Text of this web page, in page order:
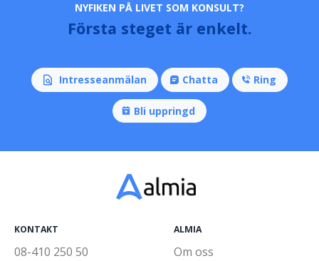
NYFIKEN PÅ LIVET SOM KONSULT?
Första steget är enkelt.
Intresseanmälan Chatta Ring
Bli uppringd
KONTAKT
08-410 250 50
ALMIA
Om oss